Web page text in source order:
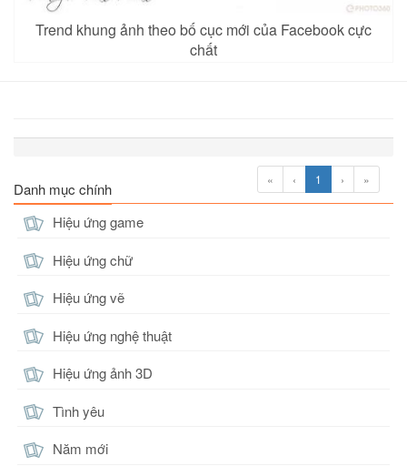
Trend khung ảnh theo bố cục mới của Facebook cực
chất
« ‹ 1 › »
Danh mục chính
Hiệu ứng game
Hiệu ứng chữ
Hiệu ứng vẽ
Hiệu ứng nghệ thuật
Hiệu ứng ảnh 3D
Tình yêu
Năm mới